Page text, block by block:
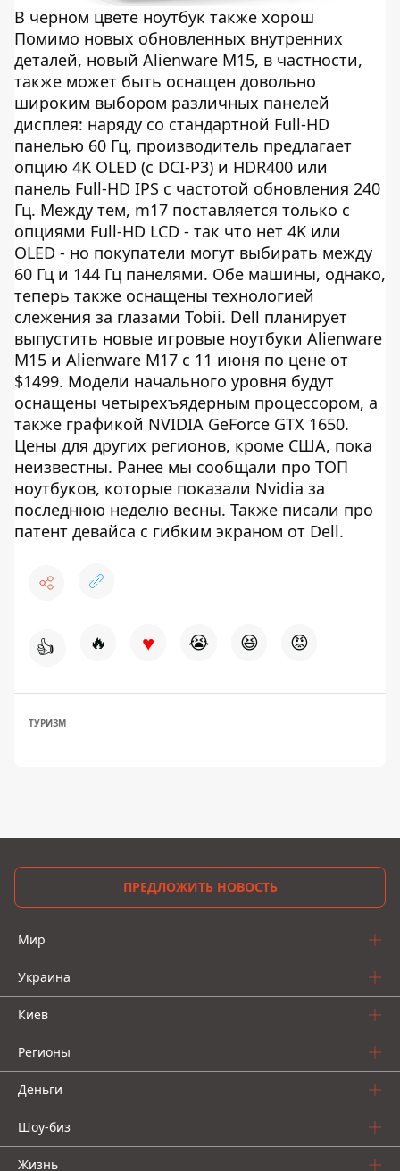
В черном цвете ноутбук также хорош
Помимо новых обновленных внутренних
деталей, новый Alienware M15, в частности,
также может быть оснащен довольно
широким выбором различных панелей
дисплея: наряду со стандартной Full-HD
панелью 60 Гц, производитель предлагает
опцию 4K OLED (с DCI-P3) и HDR400 или
панель Full-HD IPS с частотой обновления 240
Гц. Между тем, m17 поставляется только с
опциями Full-HD LCD - так что нет 4K или
OLED - но покупатели могут выбирать между
60 Гц и 144 Гц панелями. Обе машины, однако,
теперь также оснащены технологией
слежения за глазами Tobii. Dell планирует
выпустить новые игровые ноутбуки Alienware
M15 и Alienware M17 с 11 июня по цене от
$1499. Модели начального уровня будут
оснащены четырехъядерным процессором, а
также графикой NVIDIA GeForce GTX 1650.
Цены для других регионов, кроме США, пока
неизвестны. Ранее мы сообщали про ТОП
ноутбуков, которые показали Nvidia за
последнюю неделю весны. Также писали про
патент девайса с гибким экраном от Dell.
👍 🔥 ♥ 😭 😆 😡
ТУРИЗМ
ПРЕДЛОЖИТЬ НОВОСТЬ
Мир
Украина
Киев
Регионы
Деньги
Шоу-биз
Жизнь